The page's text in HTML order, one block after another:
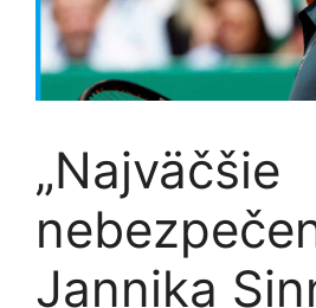
„Najväčšie
Jannika